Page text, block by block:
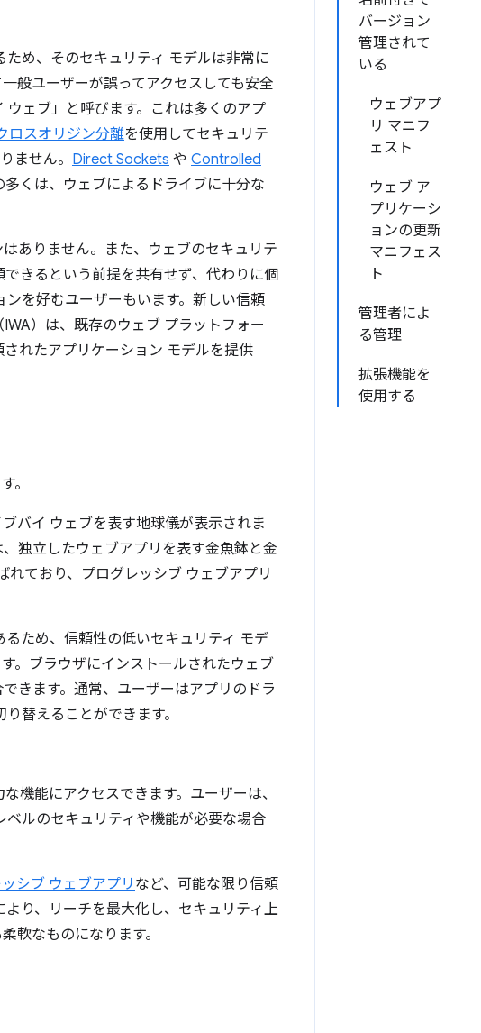
バージョン
管理されて
いる
ウェブアプ
リ マニフ
ェスト
ウェブ ア
プリケーシ
ョンの更新
マニフェス
ト
管理者によ
る管理
拡張機能を
使用する
め、そのセキュリティ モデルは非常に
般ユーザーが誤ってアクセスしても安全
ェブ」と呼びます。
これは多くのアプ
ロスオリジン分離を使用してセキュリテ
ません。 Direct Sockets や Controlled
くは、ウェブによるドライブに十分な
ありません。また、ウェブのセキュリテ
きるという前提を共有せず、代わりに個
を好むユーザーもいます。新しい信頼
）は、既存のウェブ プラットフォー
れたアプリケーション モデルを提供
。
ため、信頼性の低いセキュリティ モデ
。 ブラウザにインストールされたウェブ
きます。通常、ユーザーはアプリのドラ
替えることができます。
機能にアクセスできます。ユーザーは、
ルのセキュリティや機能が必要な場合
シブ ウェブアプリ など、可能な限り信頼
り、リーチを最大化し、セキュリティ上
軟なものになります。